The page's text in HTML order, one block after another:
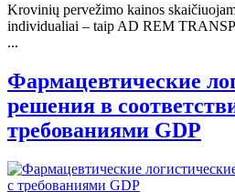
Krovinių pervežimo kainos
individualiai – taip AD REM
...
Фармацевтические
решения в
требованиями GDP